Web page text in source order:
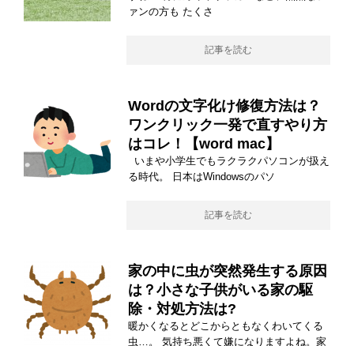
ァンの方も たくさ
記事を読む
Wordの文字化け修復方法は？
ワンクリック一発で直すやり方
はコレ！【word mac】
いまや小学生でもラクラクパソコンが扱え
る時代。 日本はWindowsのパソ
記事を読む
家の中に虫が突然発生する原因
は？小さな子供がいる家の駆
除・対処方法は?
暖かくなるとどこからともなくわいてくる
虫…。 気持ち悪くて嫌になりますよね。家